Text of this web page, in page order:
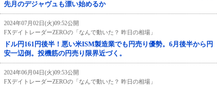
先月のデジャヴュも漂い始めるか
2024年07月02日(火)09:52公開
FXデイトレーダーZEROの「なんで動いた？ 昨日の相場」
ドル円161円後半！悪い米ISM製造業でも円売り優勢。6月後半から円
安一辺倒。投機筋の円売り限界近づく。
2024年06月04日(火)09:53公開
FXデイトレーダーZEROの「なんで動いた？ 昨日の相場」